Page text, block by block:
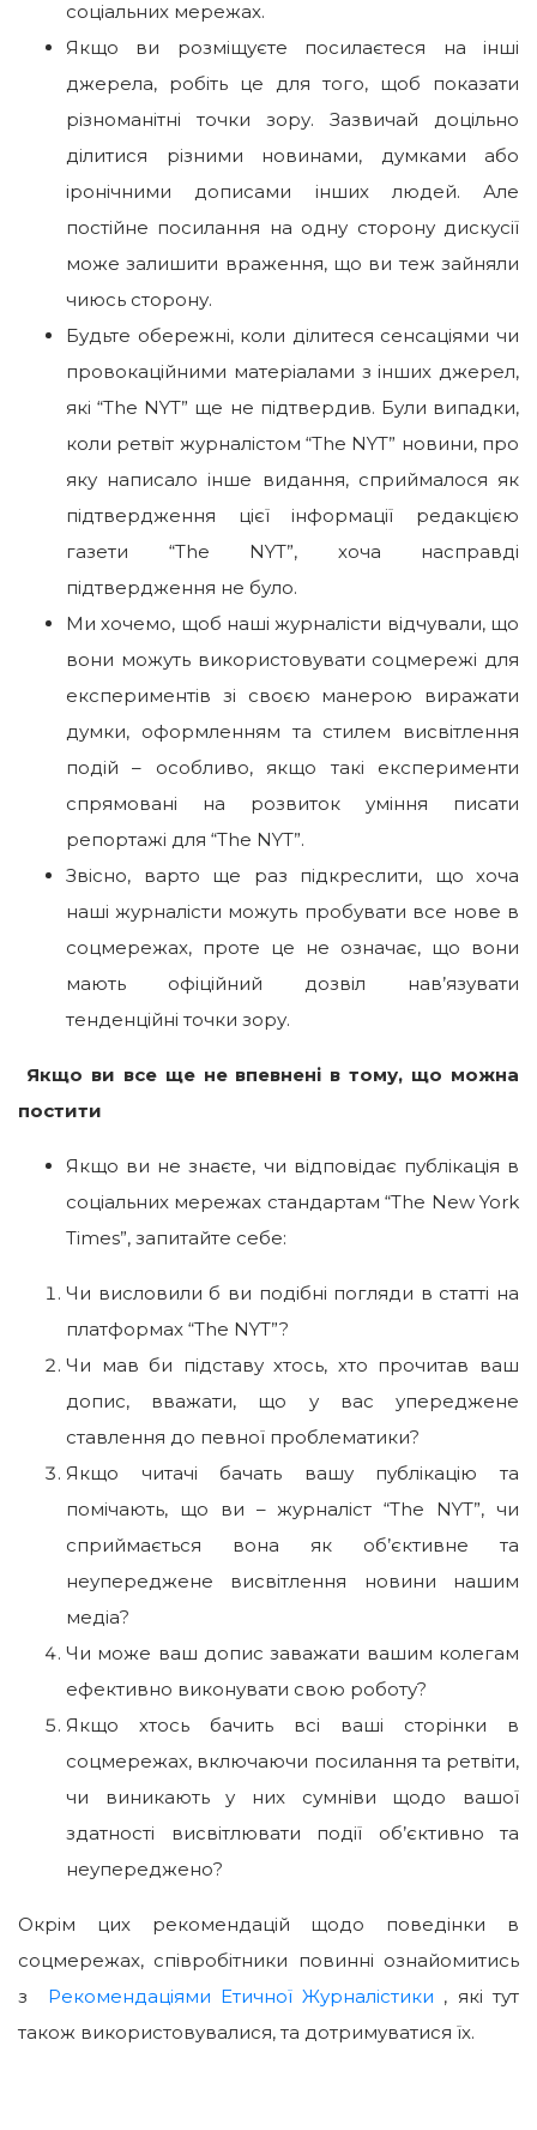
соціальних мережах.
Якщо ви розміщуєте посилаєтеся на інші
джерела, робіть це для того, щоб показати
різноманітні точки зору. Зазвичай доцільно
ділитися різними новинами, думками або
іронічними дописами інших людей. Але
постійне посилання на одну сторону дискусії
може залишити враження, що ви теж зайняли
чиюсь сторону.
Будьте обережні, коли ділитеся сенсаціями чи
провокаційними матеріалами з інших джерел,
які “The NYT” ще не підтвердив. Були випадки,
коли ретвіт журналістом “The NYT” новини, про
яку написало інше видання, сприймалося як
підтвердження цієї інформації редакцією
газети “The NYT”, хоча насправді
підтвердження не було.
Ми хочемо, щоб наші журналісти відчували, що
вони можуть використовувати соцмережі для
експериментів зі своєю манерою виражати
думки, оформленням та стилем висвітлення
подій – особливо, якщо такі експерименти
спрямовані на розвиток уміння писати
репортажі для “The NYT”.
Звісно, варто ще раз підкреслити, що хоча
наші журналісти можуть пробувати все нове в
соцмережах, проте це не означає, що вони
мають офіційний дозвіл нав’язувати
тенденційні точки зору.
Якщо ви все ще не впевнені в тому, що можна
постити
Якщо ви не знаєте, чи відповідає публікація в
соціальних мережах стандартам “The New York
Times”, запитайте себе:
Чи висловили б ви подібні погляди в статті на
платформах “The NYT”?
Чи мав би підставу хтось, хто прочитав ваш
допис, вважати, що у вас упереджене
ставлення до певної проблематики?
Якщо читачі бачать вашу публікацію та
помічають, що ви – журналіст “The NYT”, чи
сприймається вона як об’єктивне та
неупереджене висвітлення новини нашим
медіа?
Чи може ваш допис заважати вашим колегам
ефективно виконувати свою роботу?
Якщо хтось бачить всі ваші сторінки в
соцмережах, включаючи посилання та ретвіти,
чи виникають у них сумніви щодо вашої
здатності висвітлювати події об’єктивно та
неупереджено?
Окрім цих рекомендацій щодо поведінки в
соцмережах, співробітники повинні ознайомитись
з Рекомендаціями Етичної Журналістики , які тут
також використовувалися, та дотримуватися їх.